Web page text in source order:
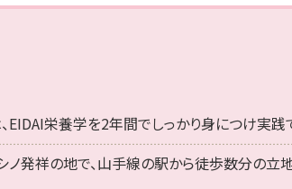
栄養学を2年間でしっかり身につけ実践
ノ発祥の地で、山手線の駅から徒歩数分の立